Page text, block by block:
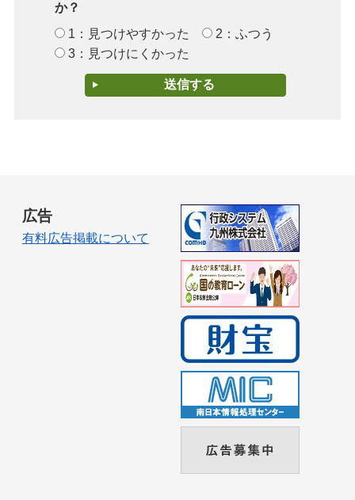
か？
1：見つけやすかった
2：ふつう
3：見つけにくかった
広告
有料広告掲載について